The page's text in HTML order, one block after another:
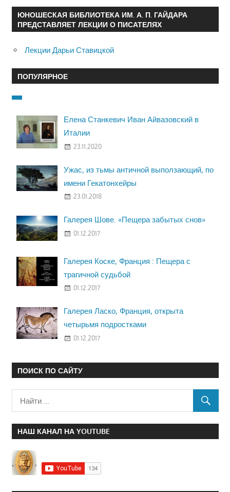
ЮНОШЕСКАЯ БИБЛИОТЕКА ИМ. А. П. ГАЙДАРА
ПРЕДСТАВЛЯЕТ ЛЕКЦИИ О ПИСАТЕЛЯХ
Лекции Дарьи Ставицкой
ПОПУЛЯРНОЕ
Елена Станкевич Иван Айвазовский в
Италии
23.11.2020
Ужас, из тьмы античной выползающий, по
имени Гекатонхейры
23.01.2018
Галерея Шове. «Пещера забытых снов»
01.12.2017
Галерея Коске, Франция : Пещера с
трагичной судьбой
01.12.2017
Галерея Ласко, Франция, открыта
четырьмя подростками
01.12.2017
ПОИСК ПО САЙТУ
НАШ КАНАЛ НА YOUTUBE